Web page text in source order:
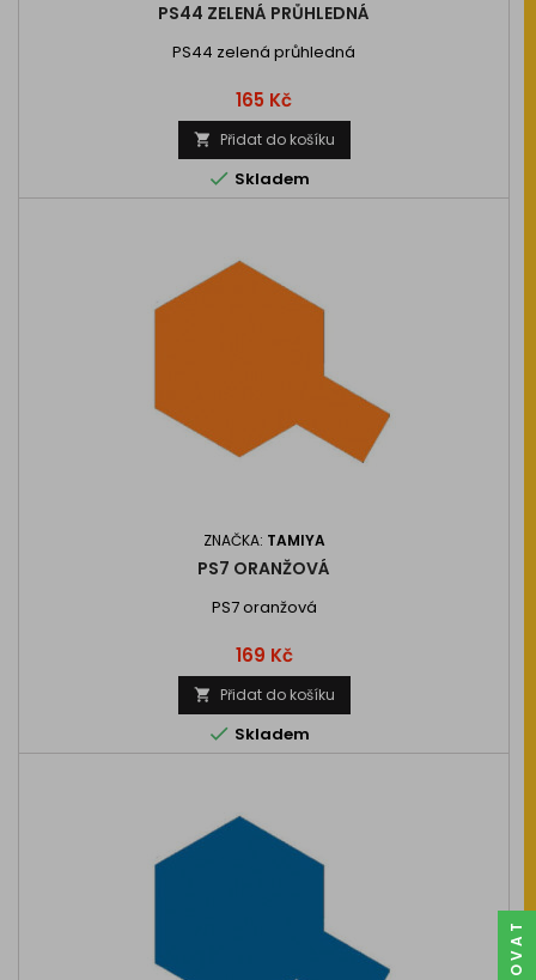
PS44 ZELENÁ PRŮHLEDNÁ
PS44 zelená průhledná
Cena
165 Kč
 Přidat do košíku
 Skladem
ZNAČKA: TAMIYA
PS7 ORANŽOVÁ
PS7 oranžová
Cena
169 Kč
 Přidat do košíku
 Skladem